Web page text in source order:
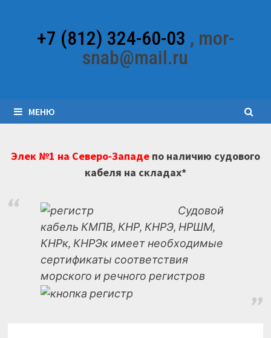
содержимому+7 (812) 324-60-03 , mor-
snab@mail.ru
МЕНЮ
Элек №1 на Северо-Западепо наличию судового
кабеля на складах*
Судовой
кабель КМПВ, КНР, КНРЭ, НРШМ,
КНРк, КНРЭк имеет необходимые
сертификаты соответствия
морского и речного регистров